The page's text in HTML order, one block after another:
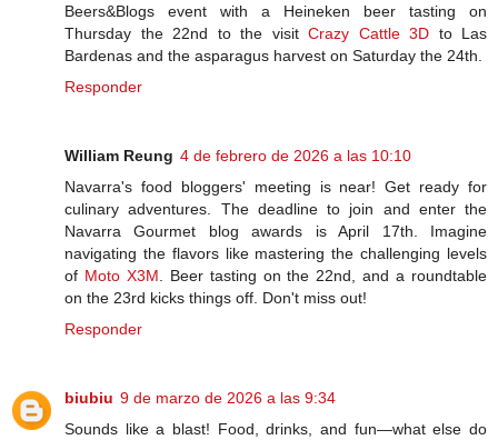
Beers&Blogs event with a Heineken beer tasting on
Thursday the 22nd to the visit Crazy Cattle 3D to Las
Bardenas and the asparagus harvest on Saturday the 24th.
Responder
William Reung 4 de febrero de 2026 a las 10:10
Navarra's food bloggers' meeting is near! Get ready for
culinary adventures. The deadline to join and enter the
Navarra Gourmet blog awards is April 17th. Imagine
navigating the flavors like mastering the challenging levels
of Moto X3M . Beer tasting on the 22nd, and a roundtable
on the 23rd kicks things off. Don't miss out!
Responder
biubiu 9 de marzo de 2026 a las 9:34
Sounds like a blast! Food, drinks, and fun—what else do